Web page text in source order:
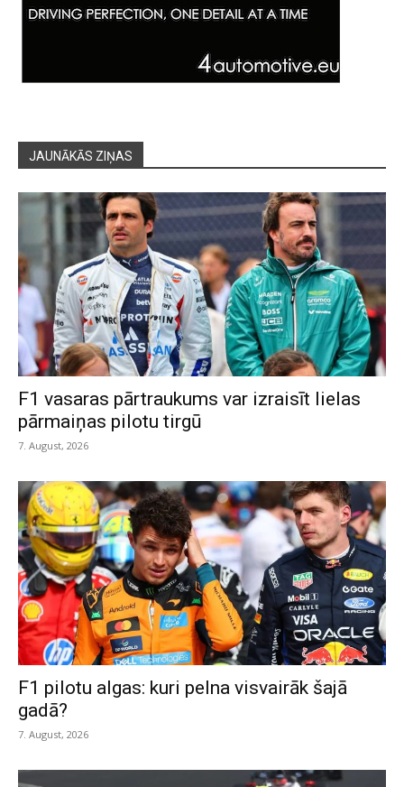
JAUNĀKĀS ZIŅAS
F1 vasaras pārtraukums var izraisīt lielas
pārmaiņas pilotu tirgū
7. August, 2026
F1 pilotu algas: kuri pelna visvairāk šajā
gadā?
7. August, 2026